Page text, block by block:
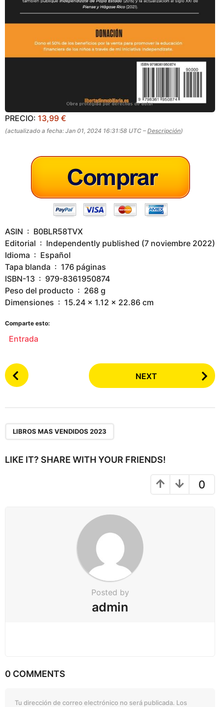
PRECIO: 13,99 €
(actualizado a fecha: Jan 01, 2024 16:31:58 UTC – Descripción)
ASIN ‏ : ‎ B0BLR58TVX
Editorial ‏ : ‎ Independently published (7 noviembre 2022)
Idioma ‏ : ‎ Español
Tapa blanda ‏ : ‎ 176 páginas
ISBN-13 ‏ : ‎ 979-8361950874
Peso del producto ‏ : ‎ 268 g
Dimensiones ‏ : ‎ 15.24 x 1.12 x 22.86 cm
Comparte esto:
Entrada
P
o
i
NEXT
LIBROS MAS VENDIDOS 2023
LIKE IT? SHARE WITH YOUR FRIENDS!
0
Posted by
admin
0 COMMENTS
Tu dirección de correo electrónico no será publicada. Los